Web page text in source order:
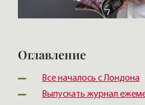
Оглавление
Все началось с Лондона
Выпускать журнал